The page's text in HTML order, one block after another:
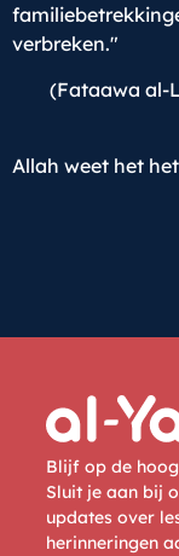
verbreken."
(Fataawa al-
Allah weet het
Blijf op de
Sluit je aan bij
updates over
herinneringen